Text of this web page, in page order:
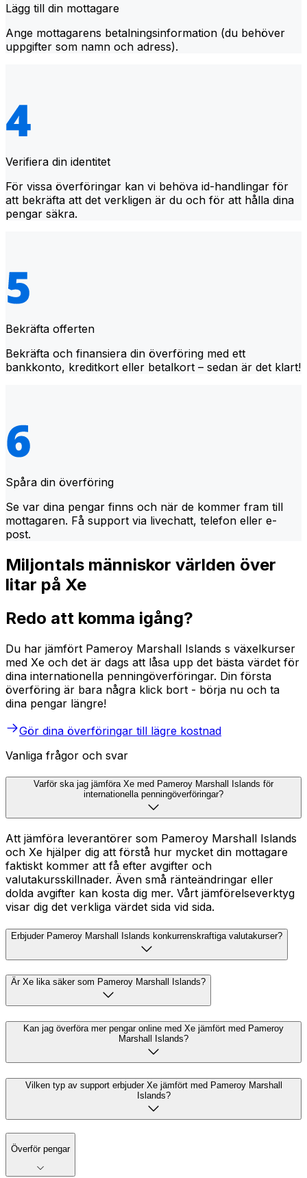
Lägg till din mottagare
Ange mottagarens betalningsinformation (du behöver
uppgifter som namn och adress).
Verifiera din identitet
För vissa överföringar kan vi behöva id-handlingar för
att bekräfta att det verkligen är du och för att hålla dina
pengar säkra.
Bekräfta offerten
Bekräfta och finansiera din överföring med ett
bankkonto, kreditkort eller betalkort – sedan är det klart!
Spåra din överföring
Se var dina pengar finns och när de kommer fram till
mottagaren. Få support via livechatt, telefon eller e-
post.
Miljontals människor världen över
litar på Xe
Redo att komma igång?
Du har jämfört Pameroy Marshall Islands s växelkurser
med Xe och det är dags att låsa upp det bästa värdet för
dina internationella penningöverföringar. Din första
överföring är bara några klick bort - börja nu och ta
dina pengar längre!
Gör dina överföringar till lägre kostnad
Vanliga frågor och svar
Varför ska jag jämföra Xe med Pameroy Marshall Islands för
internationella penningöverföringar?
Att jämföra leverantörer som Pameroy Marshall Islands
och Xe hjälper dig att förstå hur mycket din mottagare
faktiskt kommer att få efter avgifter och
valutakursskillnader. Även små ränteändringar eller
dolda avgifter kan kosta dig mer. Vårt jämförelseverktyg
visar dig det verkliga värdet sida vid sida.
Erbjuder Pameroy Marshall Islands konkurrenskraftiga valutakurser?
Är Xe lika säker som Pameroy Marshall Islands?
Kan jag överföra mer pengar online med Xe jämfört med Pameroy
Marshall Islands?
Vilken typ av support erbjuder Xe jämfört med Pameroy Marshall
Islands?
Överför pengar